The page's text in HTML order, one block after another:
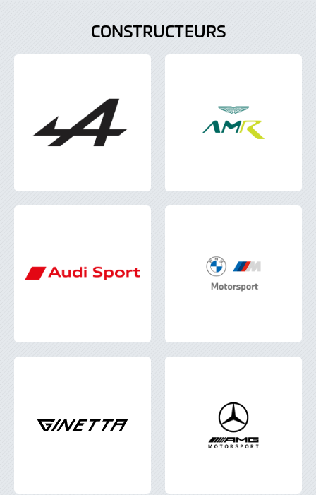
CONSTRUCTEURS